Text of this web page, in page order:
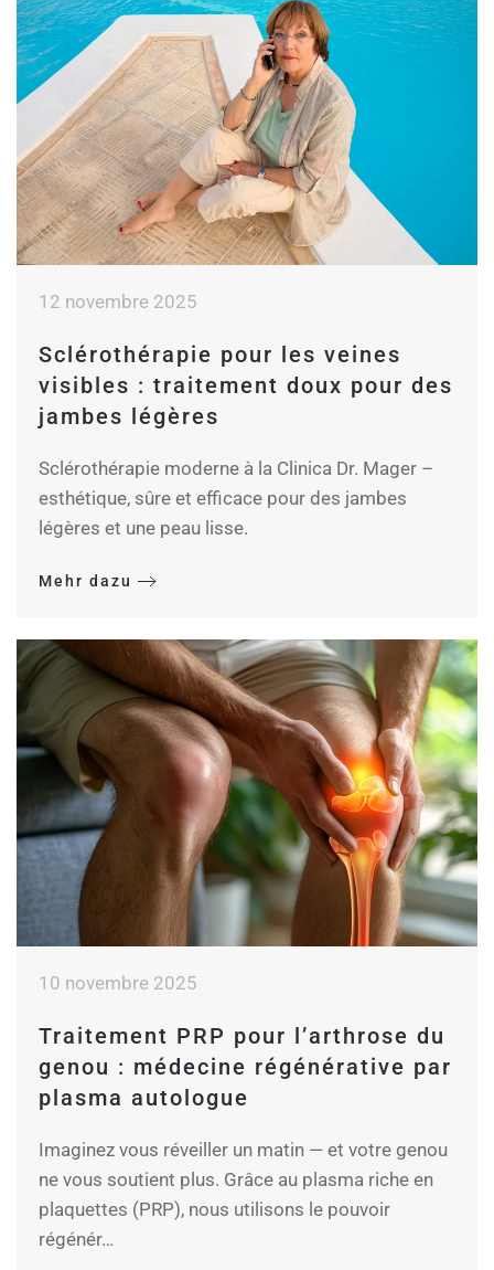
12 novembre 2025
Sclérothérapie pour les veines
visibles : traitement doux pour des
jambes légères
Sclérothérapie moderne à la Clinica Dr. Mager –
esthétique, sûre et efficace pour des jambes
légères et une peau lisse.
Mehr dazu
10 novembre 2025
Traitement PRP pour l’arthrose du
genou : médecine régénérative par
plasma autologue
Imaginez vous réveiller un matin — et votre genou
ne vous soutient plus. Grâce au plasma riche en
plaquettes (PRP), nous utilisons le pouvoir
régénér…